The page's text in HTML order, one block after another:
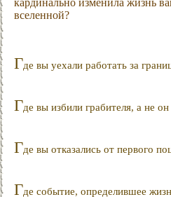
кардинально изменила жизнь
вселенной?
Где вы уехали работать за
Где вы избили грабителя, а не он
Где вы отказались от первого
Где событие, определившее